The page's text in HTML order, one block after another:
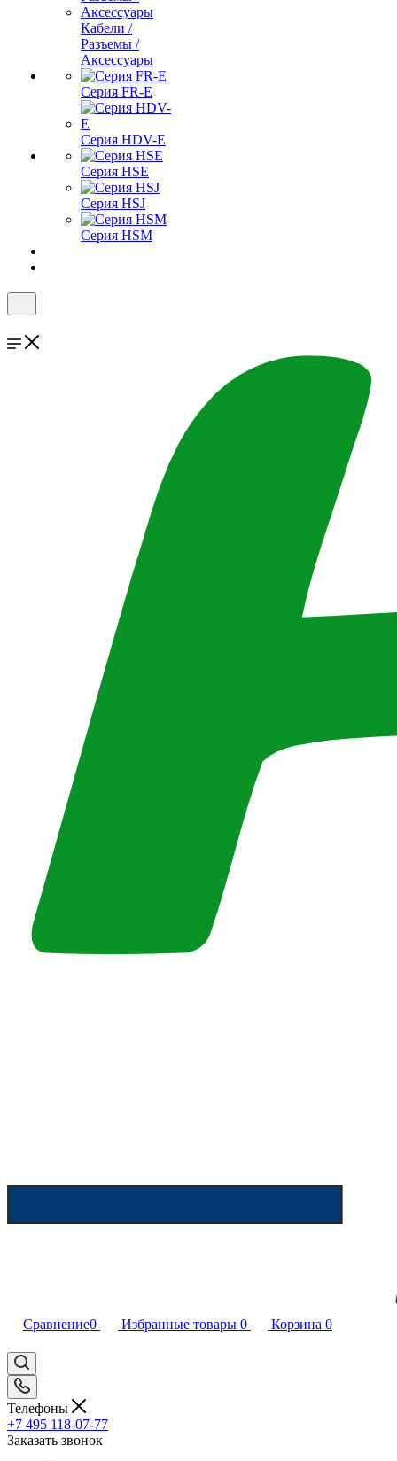
Кабели /
Разъемы /
Аксессуары
Серия FR-E
Серия HDV-E
Серия HSE
Серия HSJ
Серия HSM
Сравнение0 Избранные товары 0 Корзина 0
Телефоны
+7 495 118-07-77
Заказать звонок